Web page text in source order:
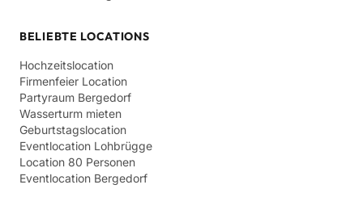
BELIEBTE LOCATIONS
Hochzeitslocation
Firmenfeier Location
Partyraum Bergedorf
Wasserturm mieten
Geburtstagslocation
Eventlocation Lohbrügge
Location 80 Personen
Eventlocation Bergedorf